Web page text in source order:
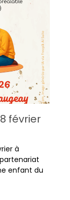
février
à
enfant du